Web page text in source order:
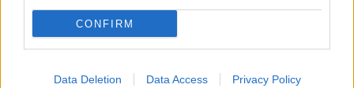
CONFIRM
Data Deletion Data Access Privacy Policy